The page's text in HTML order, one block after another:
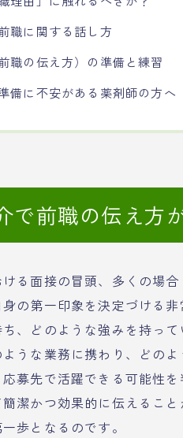
職に関する話し方
職の伝え方）の準備と練習
備に不安がある薬剤師の方へ
で前職の伝え方
る面接の冒頭、多くの場
の第一印象を決定づける
、どのような強みを持っ
うな業務に携わり、どの
募先で活躍できる可能性
潔かつ効果的に伝えるこ
歩となるのです。